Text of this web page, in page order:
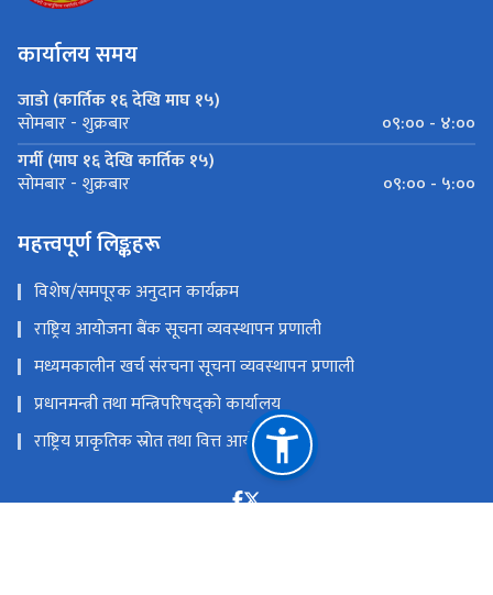
कार्यालय समय
जाडो (कार्तिक १६ देखि माघ १५)
सोमबार - शुक्रबार
०९:०० - ४:००
गर्मी (माघ १६ देखि कार्तिक १५)
सोमबार - शुक्रबार ०९:०० - ५:००
महत्त्वपूर्ण लिङ्कहरू
विशेष/समपूरक अनुदान कार्यक्रम
राष्ट्रिय आयोजना बैंक सूचना व्यवस्थापन प्रणाली
मध्यमकालीन खर्च संरचना सूचना व्यवस्थापन प्रणाली
प्रधानमन्त्री तथा मन्त्रिपरिषद्को कार्यालय
राष्ट्रिय प्राकृतिक स्रोत तथा वित्त आयोग